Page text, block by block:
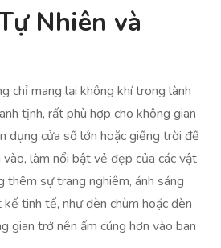
Nhiên và
chỉ mang lại không khí trong lành
tịnh, rất phù hợp cho không gian
dụng cửa sổ lớn hoặc giếng trời để
làm nổi bật vẻ đẹp của các vật
thêm sự trang nghiêm, ánh sáng
tinh tế, như đèn chùm hoặc đèn
gian trở nên ấm cúng hơn vào ban